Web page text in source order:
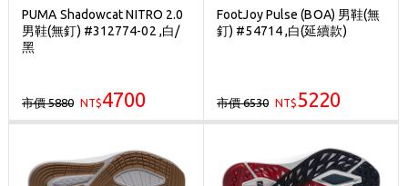
PUMA Shadowcat NITRO 2.0
男鞋(無釘) #312774-02 ,白/
黑
市價 5880 NT$4700
FootJoy Pulse (BOA) 男鞋(無
釘) #54714 ,白(延續款)
市價 6530 NT$5220